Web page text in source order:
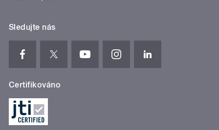
Sledujte nás
Certifikováno